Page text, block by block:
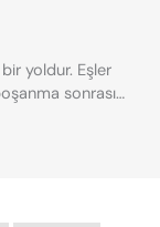
yoldur. Eşler
sonrası…